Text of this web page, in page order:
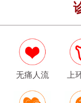
无痛人流 上